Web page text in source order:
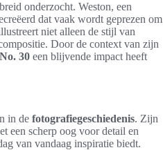
onderzocht. Weston, een
dat vaak wordt geprezen om
niet alleen de stijl van
Door de context van zijn
30 een blijvende impact heeft
in de fotografiegeschiedenis. Zijn
een scherp oog voor detail en
van vandaag inspiratie biedt.